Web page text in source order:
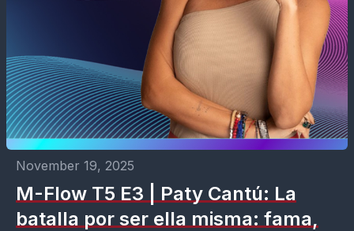
November 19, 2025
M-Flow T5 E3 | Paty Cantú: La
batalla por ser ella misma: fama,